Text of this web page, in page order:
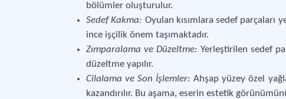
bölümler oluşturulur.
Sedef Kakma: Oyulan kısımlara sedef parçaları
ince işçilik önem taşımaktadır.
Zımparalama ve Düzeltme:Yerleştirilen sedef
düzeltme yapılır.
Cilalama ve Son İşlemler:Ahşap yüzey özel
kazandırılır. Bu aşama, eserin estetik